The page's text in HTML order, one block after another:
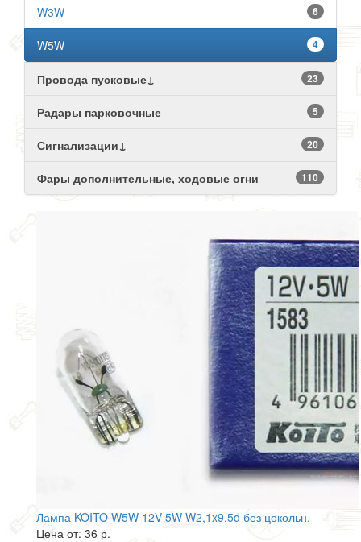
6
W3W
4
W5W
Провода пусковые↓ 23
Радары парковочные 5
Сигнализации↓ 20
Фары дополнительные, ходовые огни 110
Лампа KOITO W5W 12V 5W W2,1x9,5d без цокольн.
Цена от: 36 р.